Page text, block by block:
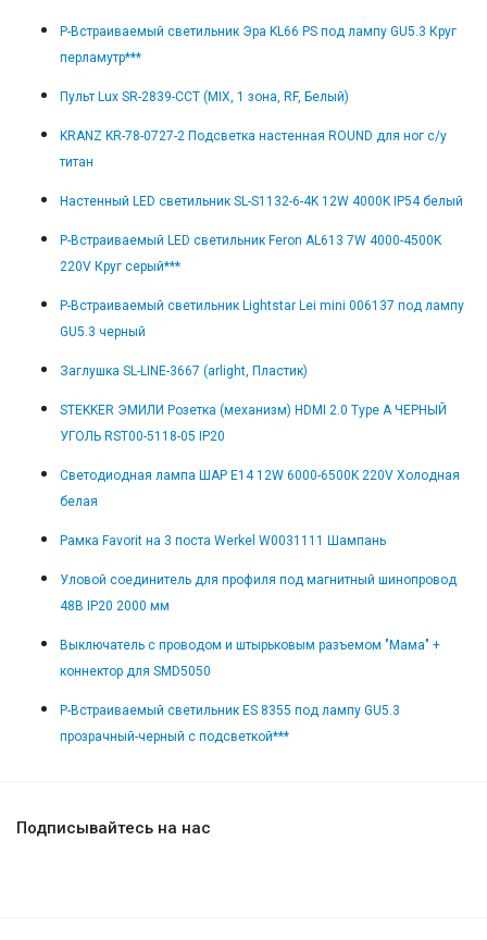
Р-Встраиваемый светильник Эра KL66 PS под лампу GU5.3 Круг
перламутр***
Пульт Lux SR-2839-CCT (MIX, 1 зона, RF, Белый)
KRANZ KR-78-0727-2 Подсветка настенная ROUND для ног с/у
титан
Настенный LED светильник SL-S1132-6-4K 12W 4000K IP54 белый
Р-Встраиваемый LED светильник Feron AL613 7W 4000-4500K
220V Круг серый***
Р-Встраиваемый светильник Lightstar Lei mini 006137 под лампу
GU5.3 черный
Заглушка SL-LINE-3667 (arlight, Пластик)
STEKKER ЭМИЛИ Розетка (механизм) HDMI 2.0 Type A ЧЕРНЫЙ
УГОЛЬ RST00-5118-05 IP20
Светодиодная лампа ШАР E14 12W 6000-6500K 220V Холодная
белая
Рамка Favorit на 3 поста Werkel W0031111 Шампань
Уловой соединитель для профиля под магнитный шинопровод
48В IP20 2000 мм
Выключатель с проводом и штырьковым разъемом "Мама" +
коннектор для SMD5050
Р-Встраиваемый светильник ES 8355 под лампу GU5.3
прозрачный-черный с подсветкой***
Подписывайтесь на нас